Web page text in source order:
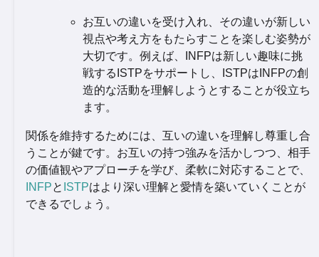
お互いの違いを受け入れ、その違いが新しい
視点や考え方をもたらすことを楽しむ姿勢が
大切です。例えば、INFPは新しい趣味に挑
戦するISTPをサポートし、ISTPはINFPの創
造的な活動を理解しようとすることが役立ち
ます。
関係を維持するためには、互いの違いを理解し尊重し合
うことが鍵です。お互いの持つ強みを活かしつつ、相手
の価値観やアプローチを学び、柔軟に対応することで、
INFPと ISTPはより深い理解と愛情を築いていくことが
できるでしょう。